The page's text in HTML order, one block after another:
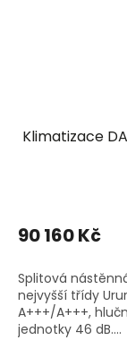
Klimatizace
90 160 Kč
Splitová
nejvyšší třídy
A+++/A+++,
jednotky 46 dB....